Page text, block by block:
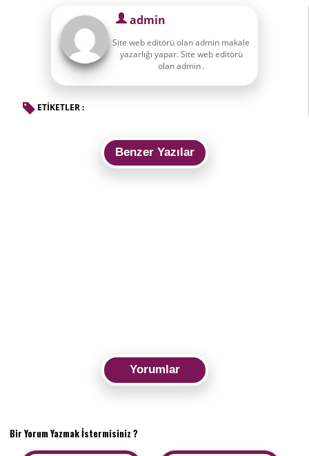
admin
Site web editörü olan admin makale
yazarlığı yapar. Site web editörü
olan admin .
ETİKETLER :
Benzer Yazılar
Yorumlar
Bir Yorum Yazmak İstermisiniz ?